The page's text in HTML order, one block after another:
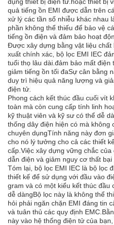
quả tiếng ồn EMI được dẫn trên
xử lý các tần số nhiễu khác nhau
phần không thể thiếu để bảo vệ
tiếng ồn điện và đảm bảo hoạt
Được xây dựng bằng vật liệu
xuất chính xác, bộ lọc EMI IEC
tuổi thọ lâu dài.đảm bảo mất điện
giảm tiếng ồn tối đaSự cân bằng
duy trì hiệu quả năng lượng và
điện tử.
Phong cách kết thúc đầu cuối vít
toàn mà còn cung cấp tính linh
kỹ thuật viên và kỹ sư có thể dễ
thống dây điện hiện có mà không
chuyên dụngTính năng này đơn
cho nó lý tưởng cho cả các thiết
cấp.Việc xây dựng vững chắc
dẫn điện và giảm nguy cơ thất bại
Tóm lại, bộ lọc EMI IEC là bộ lọc
thiết kế để sử dụng với đầu vào
gram và có một kiểu kết thúc đầu
dễ dàngBộ lọc này là không thể
hỏi phải ngăn chặn EMI đáng tin
và tuân thủ các quy định
này vào hệ thống điện tử của